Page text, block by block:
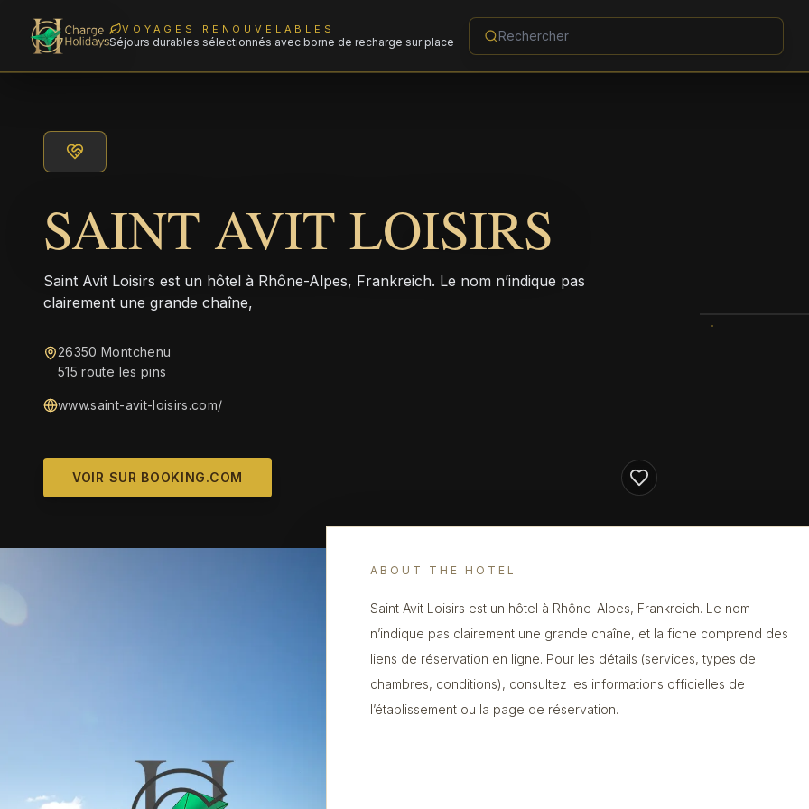
VOYAGES RENOUVELABLES
Séjours durables sélectionnés avec borne de recharge sur place
SAINT AVIT LOISIRS
Saint Avit Loisirs est un hôtel à Rhône-Alpes, Frankreich. Le nom n’indique pas
clairement une grande chaîne,
26350 Montchenu
515 route les pins
www.saint-avit-loisirs.com/
VOIR SUR BOOKING.COM
ABOUT THE HOTEL
Saint Avit Loisirs est un hôtel à Rhône-Alpes, Frankreich. Le nom
n’indique pas clairement une grande chaîne, et la fiche comprend des
liens de réservation en ligne. Pour les détails (services, types de
chambres, conditions), consultez les informations officielles de
l’établissement ou la page de réservation.